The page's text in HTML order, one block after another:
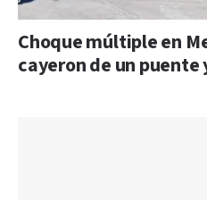
Choque múltiple en
cayeron de un